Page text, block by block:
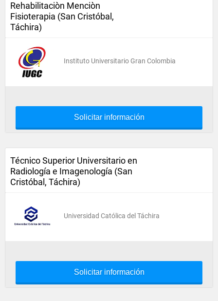
Rehabilitaciòn Menciòn
Fisioterapia (San Cristóbal,
Táchira)
Instituto Universitario Gran Colombia
Solicitar información
Técnico Superior Universitario en
Radiología e Imagenología (San
Cristóbal, Táchira)
Universidad Católica del Táchira
Solicitar información